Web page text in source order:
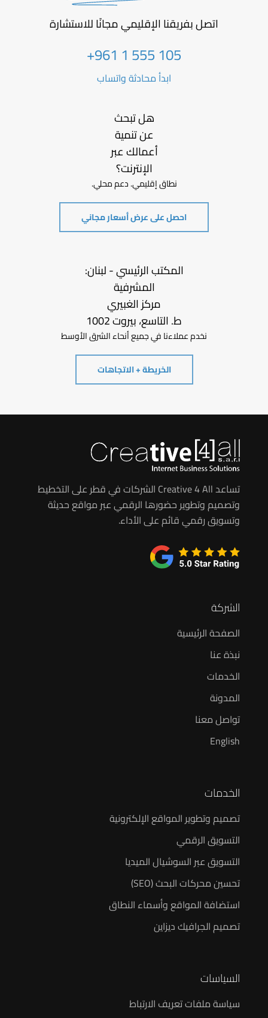
اتصل بفريقنا الإقليمي مجانًا للاستشارة
+961 1 555 105
ابدأ محادثة واتساب
هل تبحث
عن تنمية
أعمالك عبر
الإنترنت؟
نطاق إقليمي. دعم محلي.
احصل على عرض أسعار مجاني
المكتب الرئيسي - لبنان:
المشرفية
مركز الغبيري
ط. التاسع، بيروت 1002
نخدم عملاءنا في جميع أنحاء الشرق الأوسط
الخريطة + الاتجاهات
تساعد Creative 4 All الشركات في قطر على التخطيط
وتصميم وتطوير حضورها الرقمي عبر مواقع حديثة
وتسويق رقمي قائم على الأداء.
الشركة
الصفحة الرئيسية
نبذة عنا
الخدمات
المدونة
تواصل معنا
English
الخدمات
تصميم وتطوير المواقع الإلكترونية
التسويق الرقمي
التسويق عبر السوشيال الميديا
تحسين محركات البحث (SEO)
استضافة المواقع وأسماء النطاق
تصميم الجرافيك ديزاين
السياسات
سياسة ملفات تعريف الارتباط